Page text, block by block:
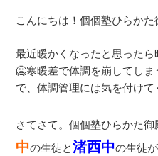
こんにちは！個個塾ひらか
最近暖かくなったと思ったら
🥶寒暖差で体調を崩してし
で、体調管理には気を付けて
さてさて。個個塾ひらかた
中の生徒と渚西中の生徒